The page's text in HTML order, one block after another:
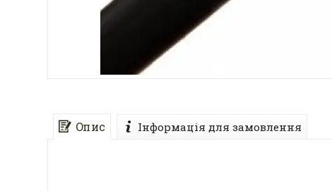
Опис Інформація для замовлення